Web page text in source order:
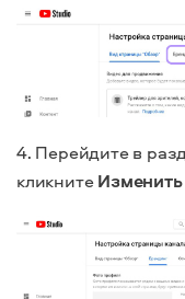
4. Перейдите в
кликнитеИзменить